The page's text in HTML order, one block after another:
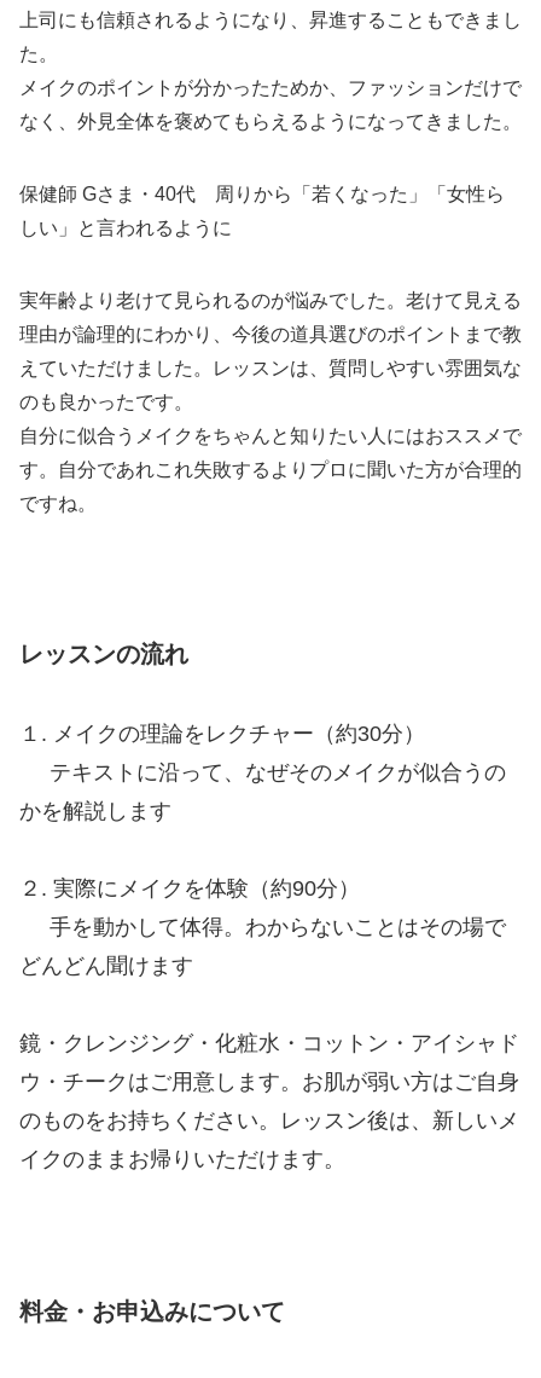
上司にも信頼されるようになり、昇進することもできまし
た。
メイクのポイントが分かったためか、ファッションだけで
なく、外見全体を褒めてもらえるようになってきました。
保健師 Gさま・40代 周りから「若くなった」「女性ら
しい」と言われるように
実年齢より老けて見られるのが悩みでした。老けて見える
理由が論理的にわかり、今後の道具選びのポイントまで教
えていただけました。レッスンは、質問しやすい雰囲気な
のも良かったです。
自分に似合うメイクをちゃんと知りたい人にはおススメで
す。自分であれこれ失敗するよりプロに聞いた方が合理的
ですね。
レッスンの流れ
１. メイクの理論をレクチャー（約30分）
テキストに沿って、なぜそのメイクが似合うの
かを解説します
２. 実際にメイクを体験（約90分）
手を動かして体得。わからないことはその場で
どんどん聞けます
鏡・クレンジング・化粧水・コットン・アイシャド
ウ・チークはご用意します。お肌が弱い方はご自身
のものをお持ちください。レッスン後は、新しいメ
イクのままお帰りいただけます。
料金・お申込みについて